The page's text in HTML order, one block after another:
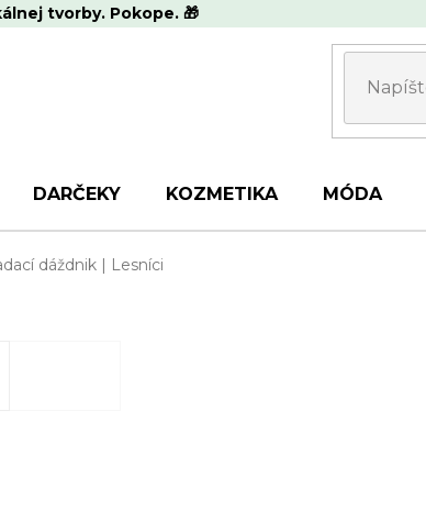
tvorby. Pokope. 🎁
DARČEKY KOZMETIKA MÓDA
dáždnik | Lesníci